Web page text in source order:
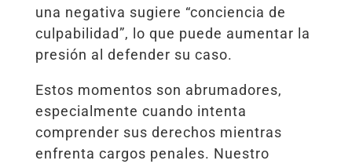
una negativa sugiere “conciencia de
culpabilidad”, lo que puede aumentar la
presión al defender su caso.
Estos momentos son abrumadores,
especialmente cuando intenta
comprender sus derechos mientras
enfrenta cargos penales. Nuestro